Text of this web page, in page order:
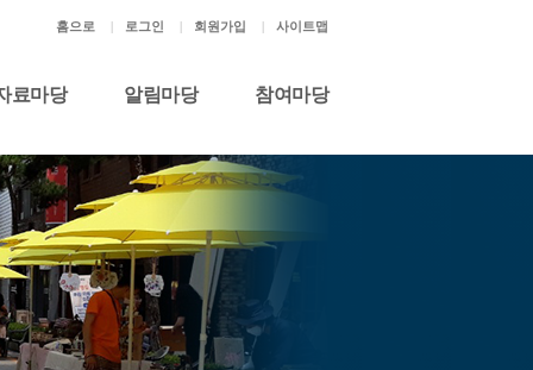
홈으로 | 로그인 | 회원가입 | 사이트맵
료마당 알림마당 참여마당